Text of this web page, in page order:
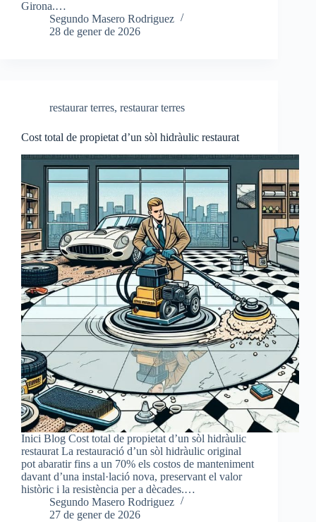
Girona.…
Segundo Masero Rodriguez
28 de gener de 2026
restaurar terres, restaurar terres
Cost total de propietat d’un sòl hidràulic restaurat
Inici Blog Cost total de propietat d’un sòl hidràulic
restaurat La restauració d’un sòl hidràulic original
pot abaratir fins a un 70% els costos de manteniment
davant d’una instal·lació nova, preservant el valor
històric i la resistència per a dècades.…
Segundo Masero Rodriguez
27 de gener de 2026